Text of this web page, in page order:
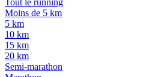
Moins de 5 km
5 km
10 km
15 km
20 km
Semi-marathon